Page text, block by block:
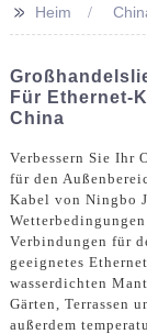
>> Heim
Für Ethernet-
China
Verbessern Sie Ihr
für den
Kabel von Ningbo
Verbindungen für
geeignetes
wasserdichten
Gärten, Terrassen
außerdem